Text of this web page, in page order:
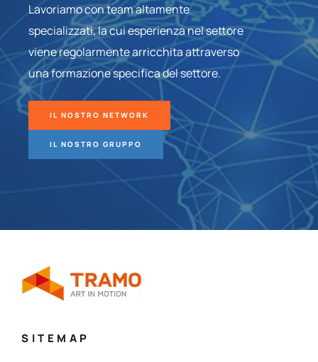
Lavoriamo con team altamente
specializzati, la cui esperienza nel settore
viene regolarmente arricchita attraverso
una formazione specifica del settore.
IL NOSTRO NETWORK
IL NOSTRO GRUPPO
SITEMAP